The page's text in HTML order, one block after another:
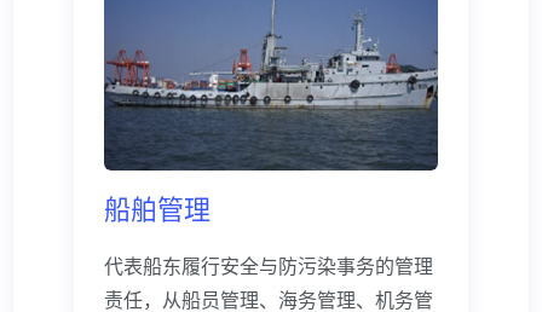
种型号起重机，能最大化节省管理成
本，给客户提供最优性价比的租赁服
务。
船舶管理
代表船东履行安全与防污染事务的管理
责任，从船员管理、海务管理、机务管